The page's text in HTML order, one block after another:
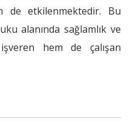
de etkilenmektedir. Bu
alanında sağlamlık ve
hem de çalışan